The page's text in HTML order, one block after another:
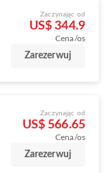
Zaczynając od
US$ 344.9
Cena/os
Zarezerwuj
Zaczynając od
US$ 566.65
Cena/os
Zarezerwuj